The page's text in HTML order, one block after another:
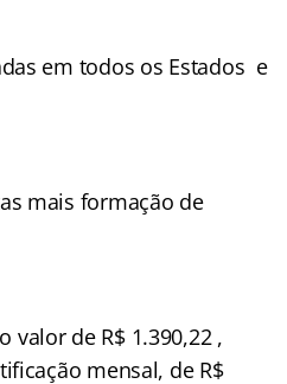
em todos os Estados e
mais formação de
valor de R$ 1.390,22 ,
mensal, de R$